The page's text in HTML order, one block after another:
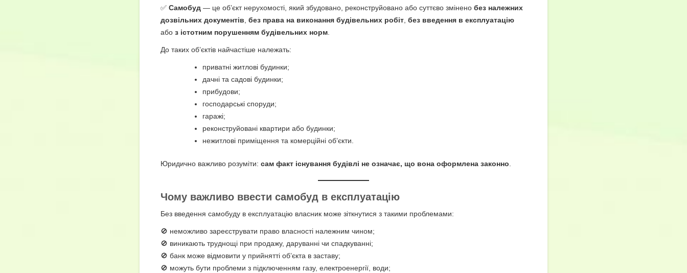
✅ Самобуд — це об’єкт нерухомості, який збудовано, реконструйовано або суттєво змінено без належних
дозвільних документів без права на виконання будівельних робіт без введення в експлуатацію
або з істотним порушенням будівельних норм
До таких об’єктів найчастіше належать:
приватні житлові будинки;
дачні та садові будинки;
прибудови;
господарські споруди;
гаражі;
реконструйовані квартири або будинки;
нежитлові приміщення та комерційні об’єкти.
Юридично важливо розуміти: сам факт існування будівлі не означає, що вона оформлена законно
Чому важливо ввести самобуд в експлуатацію
Без введення самобуду в експлуатацію власник може зіткнутися з такими проблемами:
🚫 неможливо зареєструвати право власності належним чином;
🚫 виникають труднощі при продажу, даруванні чи спадкуванні;
🚫 банк може відмовити у прийнятті об’єкта в заставу;
🚫 можуть бути проблеми з підключенням газу, електроенергії, води;